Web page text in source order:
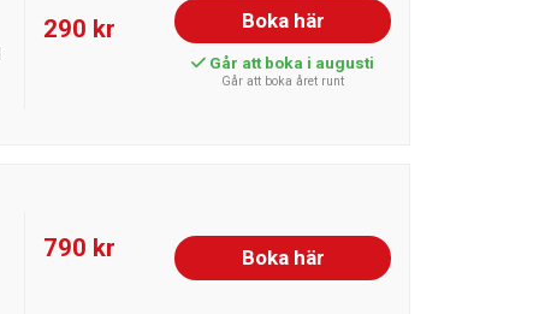
290 kr Boka här
Går att boka i augusti
Går att boka året runt
790 kr Boka här